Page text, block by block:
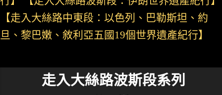
【走入大絲路中東段：以色列、巴勒斯坦、約
旦、黎巴嫩、敘利亞五國19個世界遺產紀行】
走入大絲路波斯段系列